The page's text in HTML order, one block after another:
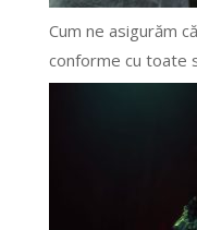
Cum ne asigurăm
conforme cu toate